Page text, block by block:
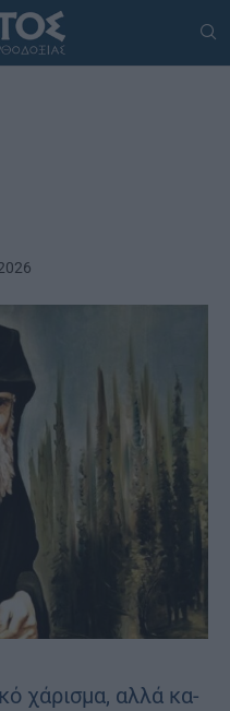
χά­ρι­σμα, αλλά κα­